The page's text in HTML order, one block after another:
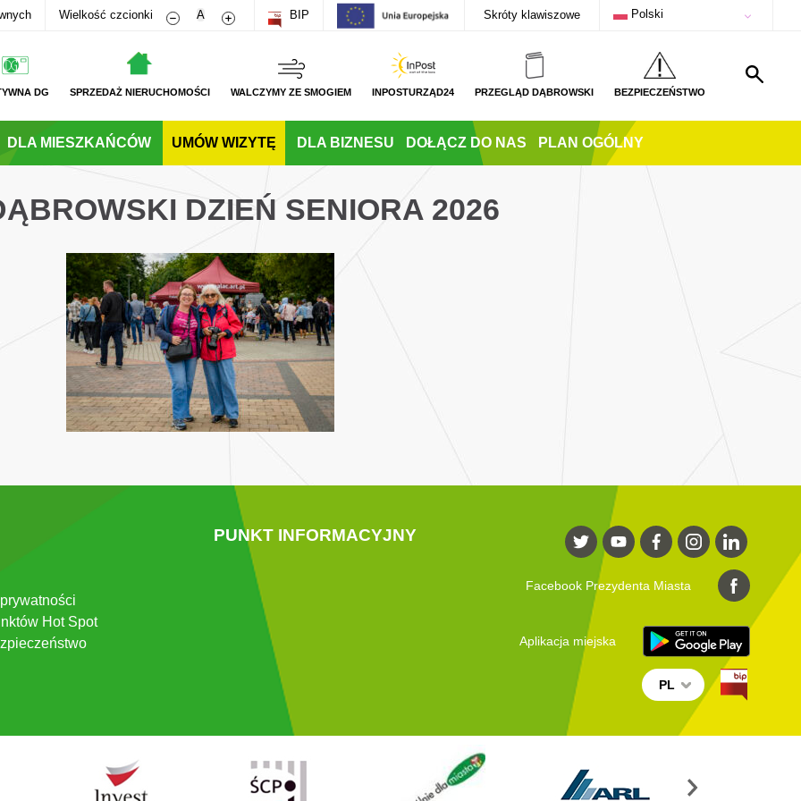
Wielkość czcionki Zmniejsz rozmiar czcionki
A Zwiększ rozmiar czcionki
BIP Skróty klawiszowe Polski
DG SPRZEDAŻ NIERUCHOMOŚCI WALCZYMY ZE SMOGIEM INPOSTURZĄD24 PRZEGLĄD DĄBROWSKI BEZPIECZEŃSTWO
DLA MIESZKAŃCÓW UMÓW WIZYTĘ DLA BIZNESU DOŁĄCZ DO NAS PLAN OGÓLNY
DZIEŃ SENIORA 2026
Hot Spot
PUNKT INFORMACYJNY
Facebook Prezydenta Miasta
Aplikacja miejska
PL